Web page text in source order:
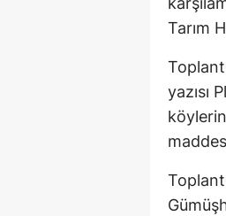
Tarım
yazısı